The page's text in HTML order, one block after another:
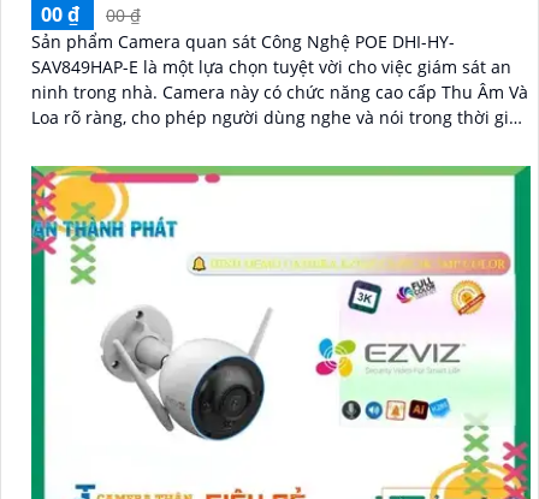
00 ₫
00 ₫
Sản phẩm Camera quan sát Công Nghệ POE DHI-HY-
SAV849HAP-E là một lựa chọn tuyệt vời cho việc giám sát an
ninh trong nhà. Camera này có chức năng cao cấp Thu Âm Và
Loa rõ ràng, cho phép người dùng nghe và nói trong thời gian